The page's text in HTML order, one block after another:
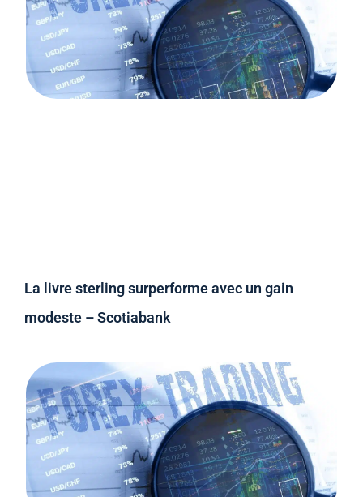
La livre sterling surperforme avec un gain
modeste – Scotiabank